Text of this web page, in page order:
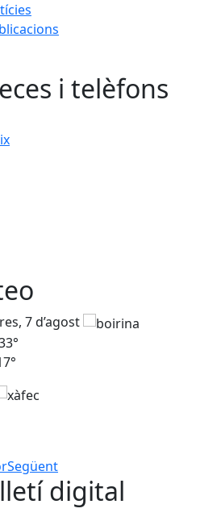
i telèfons
7 d’agost
Següent
digital